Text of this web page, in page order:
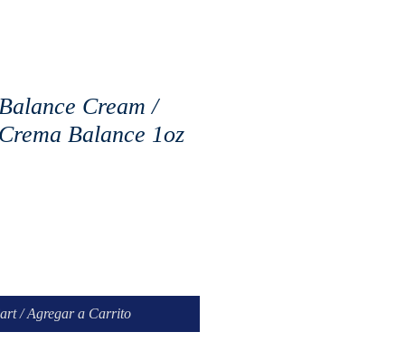
Cream /
Balance 1oz
/ Agregar a Carrito